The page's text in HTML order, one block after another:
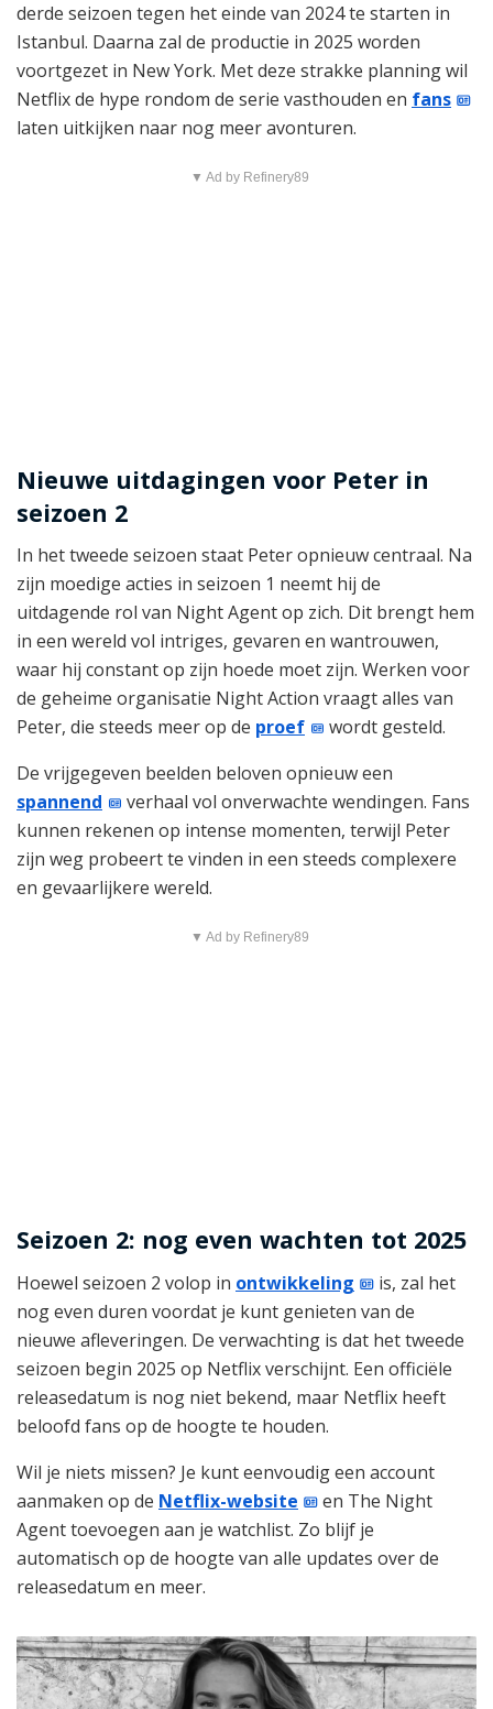
derde seizoen tegen het einde van 2024 te starten in
Istanbul. Daarna zal de productie in 2025 worden
voortgezet in New York. Met deze strakke planning wil
Netflix de hype rondom de serie vasthouden en fans
laten uitkijken naar nog meer avonturen.
▼ Ad by Refinery89
Nieuwe uitdagingen voor Peter in
seizoen 2
In het tweede seizoen staat Peter opnieuw centraal. Na
zijn moedige acties in seizoen 1 neemt hij de
uitdagende rol van Night Agent op zich. Dit brengt hem
in een wereld vol intriges, gevaren en wantrouwen,
waar hij constant op zijn hoede moet zijn. Werken voor
de geheime organisatie Night Action vraagt alles van
Peter, die steeds meer op de proef
wordt gesteld.
De vrijgegeven beelden beloven opnieuw een
spannend
verhaal vol onverwachte wendingen. Fans
kunnen rekenen op intense momenten, terwijl Peter
zijn weg probeert te vinden in een steeds complexere
en gevaarlijkere wereld.
▼ Ad by Refinery89
Seizoen 2: nog even wachten tot 2025
Hoewel seizoen 2 volop in ontwikkeling
is, zal het
nog even duren voordat je kunt genieten van de
nieuwe afleveringen. De verwachting is dat het tweede
seizoen begin 2025 op Netflix verschijnt. Een officiële
releasedatum is nog niet bekend, maar Netflix heeft
beloofd fans op de hoogte te houden.
Wil je niets missen? Je kunt eenvoudig een account
aanmaken op de Netflix-website
en The Night
Agent toevoegen aan je watchlist. Zo blijf je
automatisch op de hoogte van alle updates over de
releasedatum en meer.